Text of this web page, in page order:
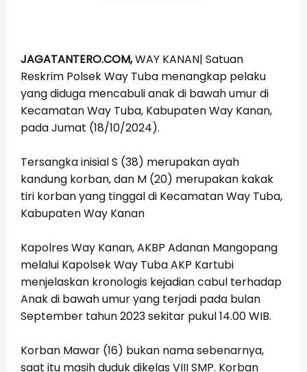
JAGATANTERO.COM,WAY KANAN| Satuan
Reskrim Polsek Way Tuba menangkap pelaku
yang diduga mencabuli anak di bawah umur di
Kecamatan Way Tuba, Kabupaten Way Kanan,
pada Jumat (18/10/2024).
Tersangka inisial S (38) merupakan ayah
kandung korban, dan M (20) merupakan kakak
tiri korban yang tinggal di Kecamatan Way Tuba,
Kabupaten Way Kanan
Kapolres Way Kanan, AKBP Adanan Mangopang
melalui Kapolsek Way Tuba AKP Kartubi
menjelaskan kronologis kejadian cabul terhadap
Anak di bawah umur yang terjadi pada bulan
September tahun 2023 sekitar pukul 14.00 WIB.
Korban Mawar (16) bukan nama sebenarnya,
saat itu masih duduk dikelas VIII SMP. Korban